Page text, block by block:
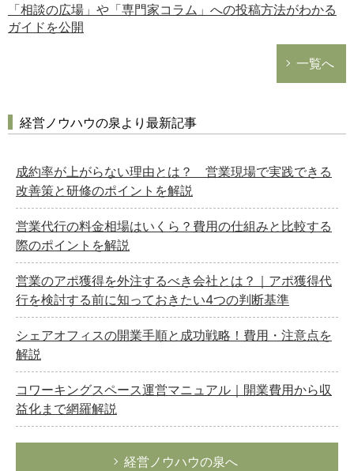
「相談の広場」や「専門家コラム」への投稿方法がわかる
ガイドを公開
一覧へ
経営ノウハウの泉より最新記事
成約率が上がらない理由とは？ 営業現場で実践できる
改善策と研修のポイントを解説
営業代行の料金相場はいくら？費用の仕組みと比較する
際のポイントを解説
営業のアポ獲得を外注するべき会社とは？｜アポ獲得代
行を検討する前に知っておきたい4つの判断基準
シェアオフィスの開業手順と成功戦略！費用・注意点を
解説
コワーキングスペース運営マニュアル｜開業費用から収
益化まで網羅解説
経営ノウハウの泉へ